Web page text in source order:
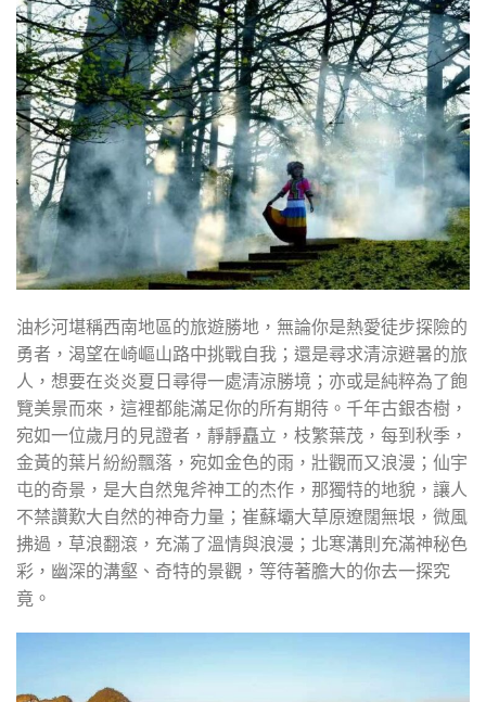
油杉河堪稱西南地區的旅遊勝地，無論你是熱愛徒步探險的
勇者，渴望在崎嶇山路中挑戰自我；還是尋求清涼避暑的旅
人，想要在炎炎夏日尋得一處清涼勝境；亦或是純粹為了飽
覽美景而來，這裡都能滿足你的所有期待。千年古銀杏樹，
宛如一位歲月的見證者，靜靜矗立，枝繁葉茂，每到秋季，
金黃的葉片紛紛飄落，宛如金色的雨，壯觀而又浪漫；仙宇
屯的奇景，是大自然鬼斧神工的杰作，那獨特的地貌，讓人
不禁讚歎大自然的神奇力量；崔蘇壩大草原遼闊無垠，微風
拂過，草浪翻滾，充滿了溫情與浪漫；北寒溝則充滿神秘色
彩，幽深的溝壑、奇特的景觀，等待著膽大的你去一探究
竟。